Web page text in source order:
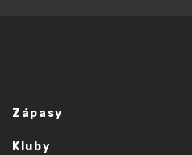
Zápasy
Kluby